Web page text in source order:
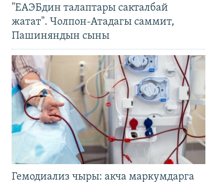
"ЕАЭБдин талаптары сакталбай
жатат". Чолпон-Атадагы саммит,
Пашиняндын сыны
Гемодиализ чыры: акча маркумдарга